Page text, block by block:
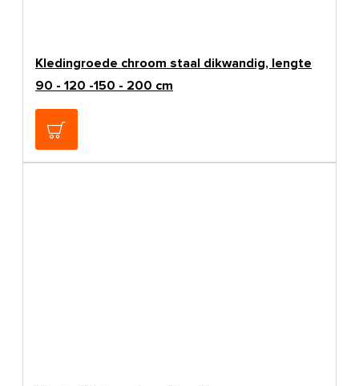
Kledingroede chroom staal dikwandig, lengte
90 - 120 -150 - 200 cm
€8,25